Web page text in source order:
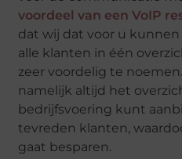
voordeel van een VoIP
dat wij dat voor u
alle klanten in één
zeer voordelig te
namelijk altijd het
bedrijfsvoering kunt
tevreden klanten,
gaat besparen.